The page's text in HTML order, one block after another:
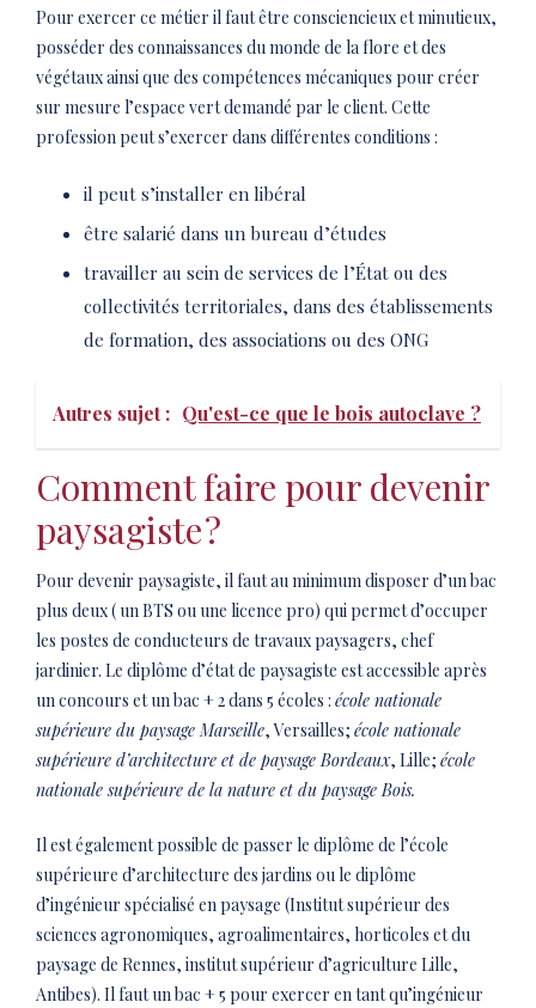
Pour exercer ce métier il faut être consciencieux et minutieux,
posséder des connaissances du monde de la flore et des
végétaux ainsi que des compétences mécaniques pour créer
sur mesure l’espace vert demandé par le client. Cette
profession peut s’exercer dans différentes conditions :
il peut s’installer en libéral
être salarié dans un bureau d’études
travailler au sein de services de l’État ou des
collectivités territoriales, dans des établissements
de formation, des associations ou des ONG
Autres sujet : Qu'est-ce que le bois autoclave ?
Comment faire pour devenir
paysagiste ?
Pour devenir paysagiste, il faut au minimum disposer d’un bac
plus deux ( un BTS ou une licence pro) qui permet d’occuper
les postes de conducteurs de travaux paysagers, chef
jardinier. Le diplôme d’état de paysagiste est accessible après
un concours et un bac + 2 dans 5 écoles : école nationale
supérieure du paysage Marseille, Versailles ; école nationale
supérieure d’architecture et de paysage Bordeaux, Lille ; école
nationale supérieure de la nature et du paysage Bois.
Il est également possible de passer le diplôme de l’école
supérieure d’architecture des jardins ou le diplôme
d’ingénieur spécialisé en paysage (Institut supérieur des
sciences agronomiques, agroalimentaires, horticoles et du
paysage de Rennes, institut supérieur d’agriculture Lille,
Antibes). Il faut un bac + 5 pour exercer en tant qu’ingénieur